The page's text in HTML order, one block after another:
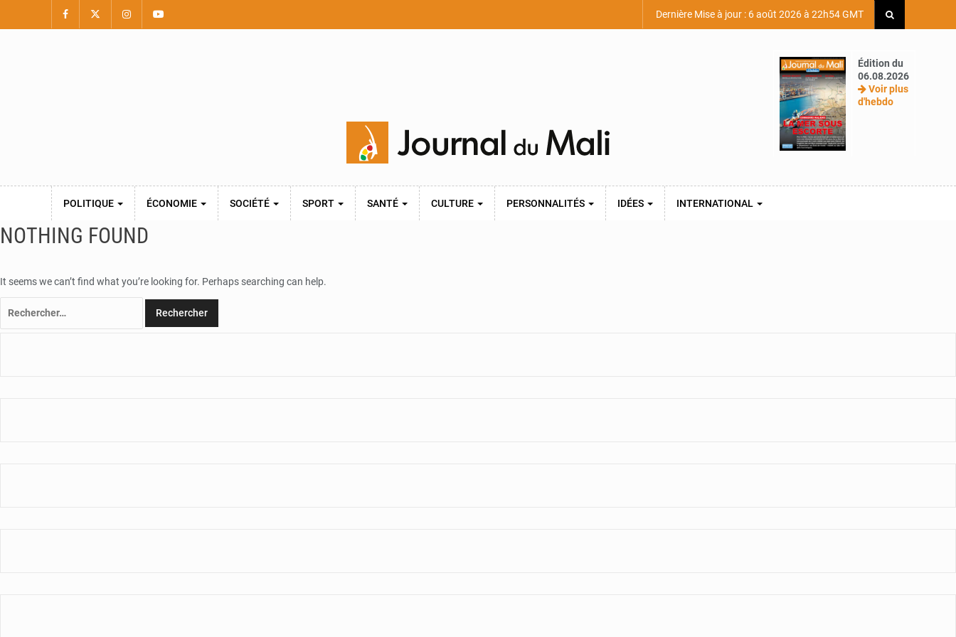
Dernière Mise à jour : 6 août 2026 à 22h54 GMT
Édition du
06.08.2026
Voir plus
d'hebdo
POLITIQUE ÉCONOMIE SOCIÉTÉ SPORT SANTÉ CULTURE PERSONNALITÉS IDÉES INTERNATIONAL
NOTHING FOUND
It seems we can’t find what you’re looking for. Perhaps searching can help.